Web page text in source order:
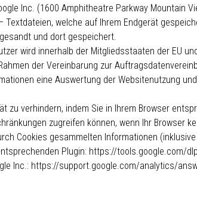
Inc. (1600 Amphitheatre Parkway Mountain
Textdateien, welche auf Ihrem Endgerät
und dort gespeichert.
wird innerhalb der Mitgliedsstaaten der EU
der Vereinbarung zur
eine Auswertung der Websitenutzung
zu verhindern, indem Sie in Ihrem Browser
zugreifen können, wenn Ihr Browser
Cookies gesammelten Informationen
Plugin: https://tools.google.com/
Inc.: https://support.google.com/analytics/